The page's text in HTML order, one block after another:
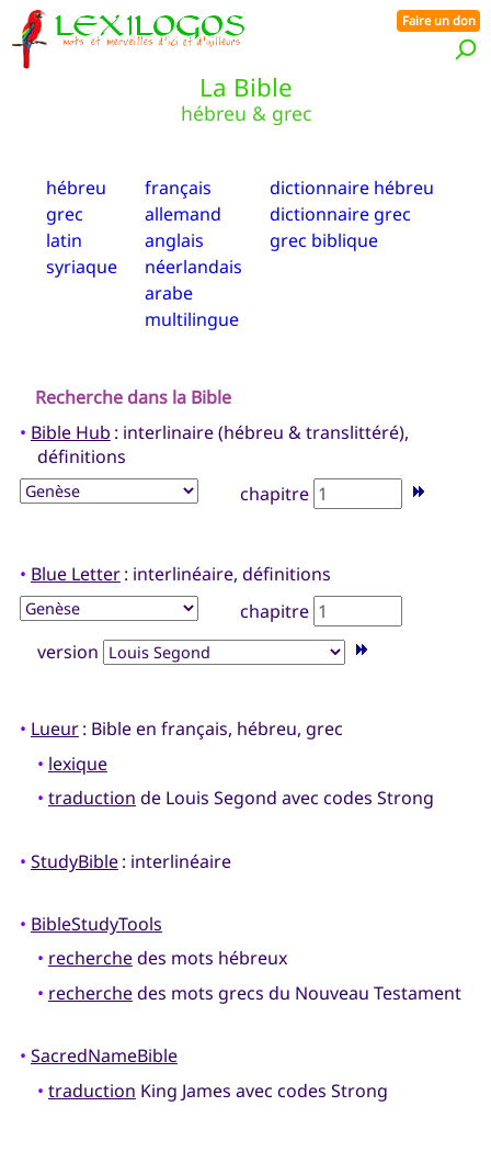
La Bible
hébreu & grec
Faire un don
hébreu
grec
latin
syriaque
français
allemand
anglais
néerlandais
arabe
multilingue
dictionnaire hébreu
dictionnaire grec
grec biblique
Recherche dans la Bible
• Bible Hub : interlinaire (hébreu & translittéré),
définitions
chapitre
• Blue Letter: interlinéaire, définitions
chapitre
version
• Lueur: Bible en français, hébreu, grec
• lexique
• traduction de Louis Segond avec codes Strong
• StudyBible: interlinéaire
• BibleStudyTools
• recherchedes mots hébreux
• recherchedes mots grecs du Nouveau Testament
• SacredNameBible
• traduction King James avec codes Strong